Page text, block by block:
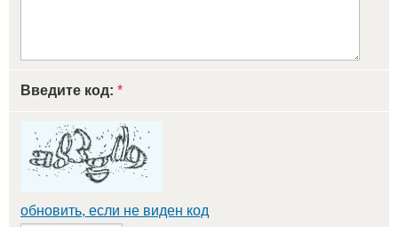
Введите код: *
обновить, если не виден код